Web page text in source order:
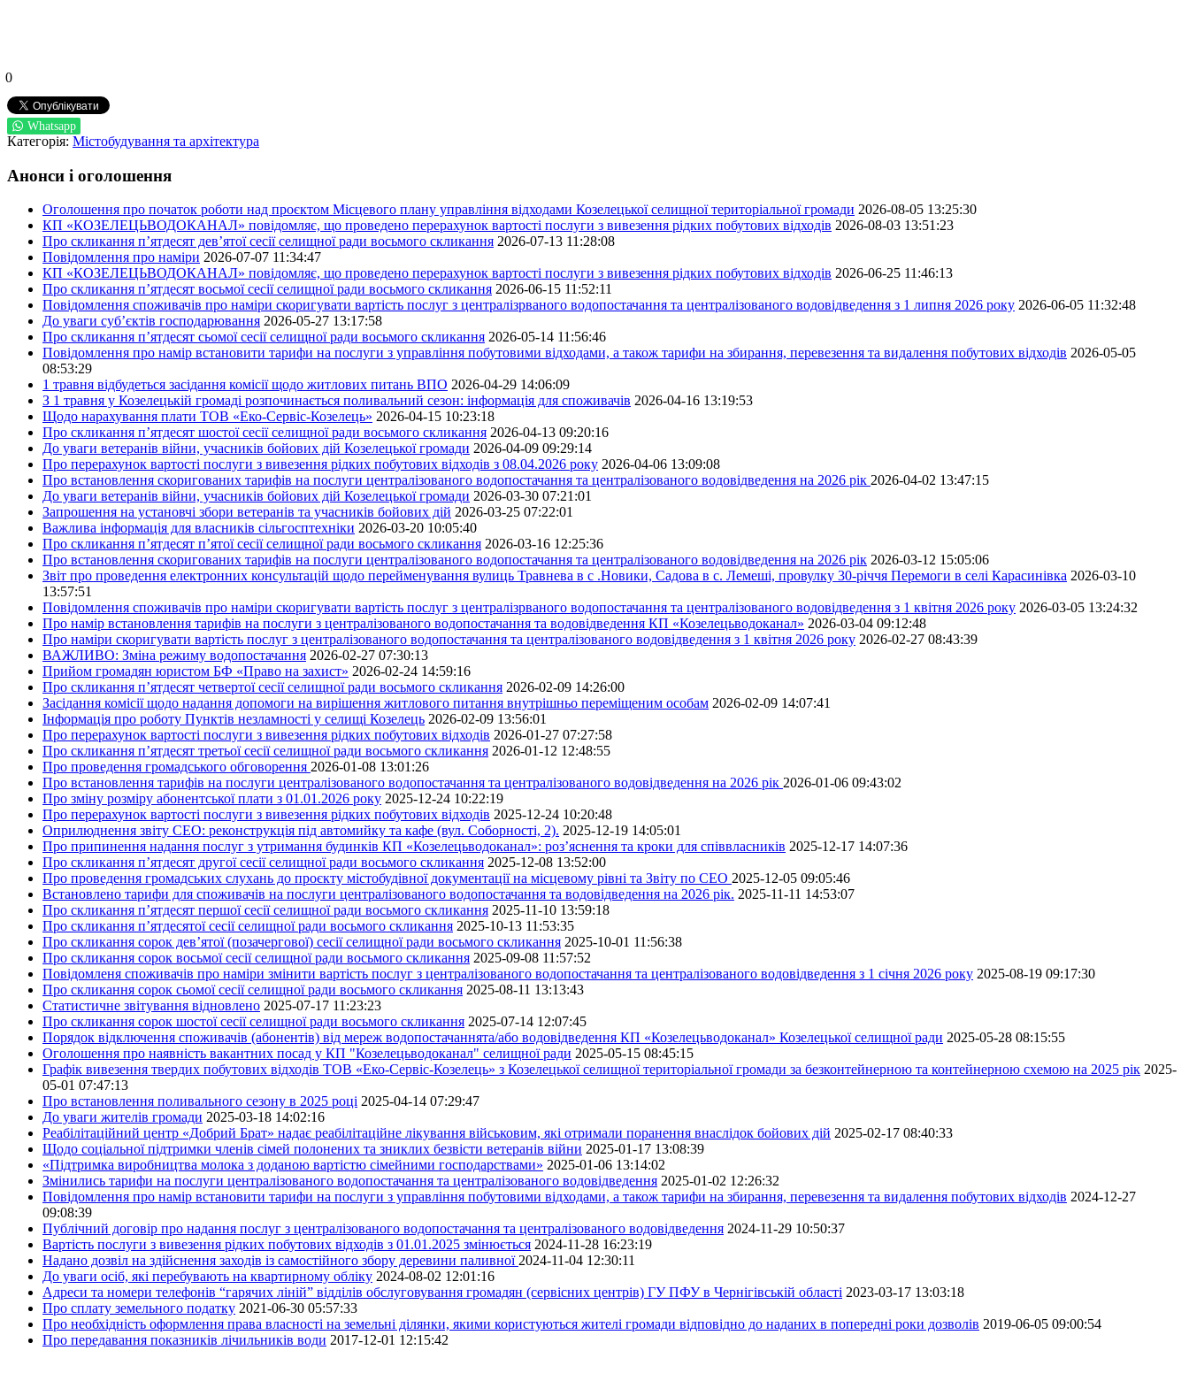
0
Whatsapp
Категорія: Містобудування та архітектура
Анонси і оголошення
Оголошення про початок роботи над проєктом Місцевого плану управління відходами Козелецької селищної територіальної громади 2026-08-05 13:25:30
КП «КОЗЕЛЕЦЬВОДОКАНАЛ» повідомляє, що проведено перерахунок вартості послуги з вивезення рідких побутових відходів 2026-08-03 13:51:23
Про скликання п’ятдесят дев’ятої сесії селищної ради восьмого скликання 2026-07-13 11:28:08
Повідомлення про наміри 2026-07-07 11:34:47
КП «КОЗЕЛЕЦЬВОДОКАНАЛ» повідомляє, що проведено перерахунок вартості послуги з вивезення рідких побутових відходів 2026-06-25 11:46:13
Про скликання п’ятдесят восьмої сесії селищної ради восьмого скликання 2026-06-15 11:52:11
Повідомлення споживачів про наміри скоригувати вартість послуг з централізрваного водопостачання та централізованого водовідведення з 1 липня 2026 року 2026-06-05 11:32:48
До уваги суб’єктів господарювання 2026-05-27 13:17:58
Про скликання п’ятдесят сьомої сесії селищної ради восьмого скликання 2026-05-14 11:56:46
Повідомлення про намір встановити тарифи на послуги з управління побутовими відходами, а також тарифи на збирання, перевезення та видалення побутових відходів 2026-05-05
08:53:29
1 травня відбудеться засідання комісії щодо житлових питань ВПО 2026-04-29 14:06:09
З 1 травня у Козелецькій громаді розпочинається поливальний сезон: інформація для споживачів 2026-04-16 13:19:53
Щодо нарахування плати ТОВ «Еко-Сервіс-Козелець» 2026-04-15 10:23:18
Про скликання п’ятдесят шостої сесії селищної ради восьмого скликання 2026-04-13 09:20:16
До уваги ветеранів війни, учасників бойових дій Козелецької громади 2026-04-09 09:29:14
Про перерахунок вартості послуги з вивезення рідких побутових відходів з 08.04.2026 року 2026-04-06 13:09:08
Про встановлення скоригованих тарифів на послуги централізованого водопостачання та централізованого водовідведення на 2026 рік 2026-04-02 13:47:15
До уваги ветеранів війни, учасників бойових дій Козелецької громади 2026-03-30 07:21:01
Запрошення на установчі збори ветеранів та учасників бойових дій 2026-03-25 07:22:01
Важлива інформація для власників сільгосптехніки 2026-03-20 10:05:40
Про скликання п’ятдесят п’ятої сесії селищної ради восьмого скликання 2026-03-16 12:25:36
Про встановлення скоригованих тарифів на послуги централізованого водопостачання та централізованого водовідведення на 2026 рік 2026-03-12 15:05:06
Звіт про проведення електронних консультацій щодо перейменування вулиць Травнева в с .Новики, Садова в с. Лемеші, провулку 30-річчя Перемоги в селі Карасинівка 2026-03-10
13:57:51
Повідомлення споживачів про наміри скоригувати вартість послуг з централізрваного водопостачання та централізованого водовідведення з 1 квітня 2026 року 2026-03-05 13:24:32
Про намір встановлення тарифів на послуги з централізованого водопостачання та водовідведення КП «Козелецьводоканал» 2026-03-04 09:12:48
Про наміри скоригувати вартість послуг з централізованого водопостачання та централізованого водовідведення з 1 квітня 2026 року 2026-02-27 08:43:39
ВАЖЛИВО: Зміна режиму водопостачання 2026-02-27 07:30:13
Прийом громадян юристом БФ «Право на захист» 2026-02-24 14:59:16
Про скликання п’ятдесят четвертої сесії селищної ради восьмого скликання 2026-02-09 14:26:00
Засідання комісії щодо надання допомоги на вирішення житлового питання внутрішньо переміщеним особам 2026-02-09 14:07:41
Інформація про роботу Пунктів незламності у селищі Козелець 2026-02-09 13:56:01
Про перерахунок вартості послуги з вивезення рідких побутових відходів 2026-01-27 07:27:58
Про скликання п’ятдесят третьої сесії селищної ради восьмого скликання 2026-01-12 12:48:55
Про проведення громадського обговорення 2026-01-08 13:01:26
Про встановлення тарифів на послуги централізованого водопостачання та централізованого водовідведення на 2026 рік 2026-01-06 09:43:02
Про зміну розміру абонентської плати з 01.01.2026 року 2025-12-24 10:22:19
Про перерахунок вартості послуги з вивезення рідких побутових відходів 2025-12-24 10:20:48
Оприлюднення звіту СЕО: реконструкція під автомийку та кафе (вул. Соборності, 2). 2025-12-19 14:05:01
Про припинення надання послуг з утримання будинків КП «Козелецьводоканал»: роз’яснення та кроки для співвласників 2025-12-17 14:07:36
Про скликання п’ятдесят другої сесії селищної ради восьмого скликання 2025-12-08 13:52:00
Про проведення громадських слухань до проєкту містобудівної документації на місцевому рівні та Звіту по СЕО 2025-12-05 09:05:46
Встановлено тарифи для споживачів на послуги централізованого водопостачання та водовідведення на 2026 рік. 2025-11-11 14:53:07
Про скликання п’ятдесят першої сесії селищної ради восьмого скликання 2025-11-10 13:59:18
Про скликання п’ятдесятої сесії селищної ради восьмого скликання 2025-10-13 11:53:35
Про скликання сорок дев’ятої (позачергової) сесії селищної ради восьмого скликання 2025-10-01 11:56:38
Про скликання сорок восьмої сесії селищної ради восьмого скликання 2025-09-08 11:57:52
Повідомленя споживачів про наміри змінити вартість послуг з централізованого водопостачання та централізованого водовідведення з 1 січня 2026 року 2025-08-19 09:17:30
Про скликання сорок сьомої сесії селищної ради восьмого скликання 2025-08-11 13:13:43
Статистичне звітування відновлено 2025-07-17 11:23:23
Про скликання сорок шостої сесії селищної ради восьмого скликання 2025-07-14 12:07:45
Порядок відключення споживачів (абонентів) від мереж водопостачаннята/або водовідведення КП «Козелецьводоканал» Козелецької селищної ради 2025-05-28 08:15:55
Оголошення про наявність вакантних посад у КП "Козелецьводоканал" селищної ради 2025-05-15 08:45:15
Графік вивезення твердих побутових відходів ТОВ «Еко-Сервіс-Козелець» з Козелецької селищної територіальної громади за безконтейнерною та контейнерною схемою на 2025 рік 2025-
05-01 07:47:13
Про встановлення поливального сезону в 2025 році 2025-04-14 07:29:47
До уваги жителів громади 2025-03-18 14:02:16
Реабілітаційний центр «Добрий Брат» надає реабілітаційне лікування військовим, які отримали поранення внаслідок бойових дій 2025-02-17 08:40:33
Щодо соціальної підтримки членів сімей полонених та зниклих безвісти ветеранів війни 2025-01-17 13:08:39
«Підтримка виробництва молока з доданою вартістю сімейними господарствами» 2025-01-06 13:14:02
Змінились тарифи на послуги централізованого водопостачання та централізованого водовідведення 2025-01-02 12:26:32
Повідомлення про намір встановити тарифи на послуги з управління побутовими відходами, а також тарифи на збирання, перевезення та видалення побутових відходів 2024-12-27
09:08:39
Публічний договір про надання послуг з централізованого водопостачання та централізованого водовідведення 2024-11-29 10:50:37
Вартість послуги з вивезення рідких побутових відходів з 01.01.2025 змінюється 2024-11-28 16:23:19
Надано дозвіл на здійснення заходів із самостійного збору деревини паливної2024-11-04 12:30:11
До уваги осіб, які перебувають на квартирному обліку 2024-08-02 12:01:16
Адреси та номери телефонів “гарячих ліній” відділів обслуговування громадян (сервісних центрів) ГУ ПФУ в Чернігівській області 2023-03-17 13:03:18
Про сплату земельного податку 2021-06-30 05:57:33
Про необхідність оформлення права власності на земельні ділянки, якими користуються жителі громади відповідно до наданих в попередні роки дозволів 2019-06-05 09:00:54
Про передавання показників лічильників води 2017-12-01 12:15:42